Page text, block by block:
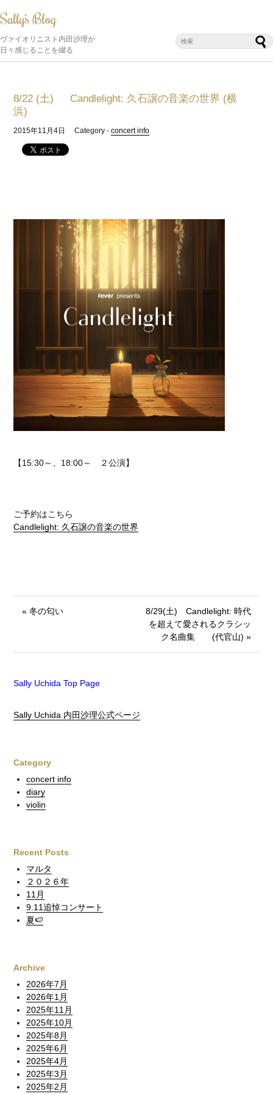
ヴァイオリニスト内田沙理が
日々感じることを綴る
8/22 (土) Candlelight: 久石譲の音楽の世界 (横
浜)
2015年11月4日 Category -concert info
【15:30～、18:00～ ２公演】
ご予約はこちら
Candlelight: 久石譲の音楽の世界
« 冬の匂い
8/29(土) Candlelight: 時代
を超えて愛されるクラシッ
ク名曲集 (代官山) »
Sally Uchida Top Page
Sally Uchida 内田沙理公式ページ
Category
concert info
diary
violin
Recent Posts
マルタ
２０２６年
11月
9.11追悼コンサート
夏🍉
Archive
2026年7月
2026年1月
2025年11月
2025年10月
2025年8月
2025年6月
2025年4月
2025年3月
2025年2月